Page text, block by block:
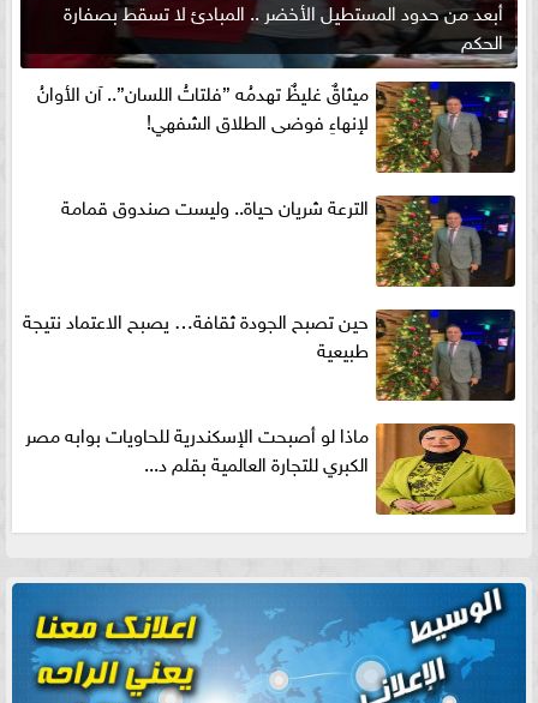
أبعد من حدود المستطيل الأخضر .. المبادئ لا تسقط بصفارة
الحكم
ميثاقٌ غليظٌ تهدمُه ”فلتاتُ اللسان”.. آن الأوانُ
لإنهاءِ فوضى الطلاق الشفهي!
الترعة شريان حياة.. وليست صندوق قمامة
حين تصبح الجودة ثقافة… يصبح الاعتماد نتيجة
طبيعية
ماذا لو أصبحت الإسكندرية للحاويات بوابه مصر
الكبري للتجارة العالمية بقلم د...